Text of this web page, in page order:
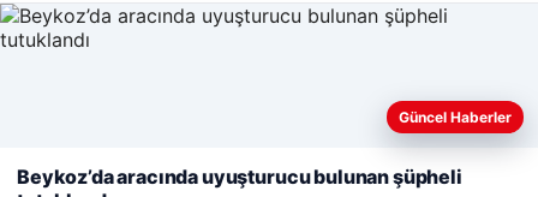
Web sitemizi nasıl kullandığınızı daha iyi anlayabilmek,
kullanıyoruz.
Çerez Politikamız
Güncel Haberler
Beykoz’da aracında uyuşturucu bulunan şüpheli
lemagrup.com.tr
escort
escort
escort